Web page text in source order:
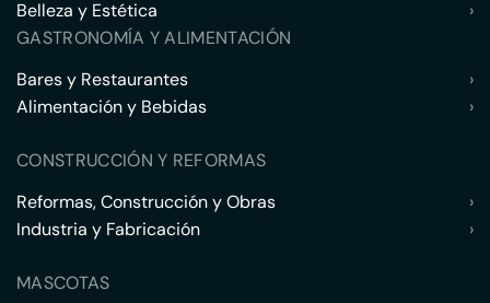
Belleza y Estética
›
GASTRONOMÍA Y ALIMENTACIÓN
Bares y Restaurantes
›
Alimentación y Bebidas
›
CONSTRUCCIÓN Y REFORMAS
Reformas, Construcción y Obras
›
Industria y Fabricación
›
MASCOTAS